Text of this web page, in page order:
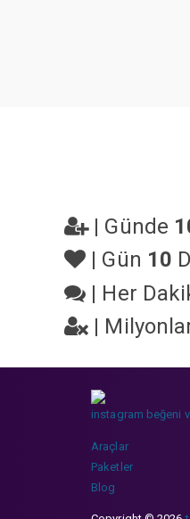
| Günde
| Gün 10
| Her
|
instagram beğeni
Araçlar
Paketler
Blog